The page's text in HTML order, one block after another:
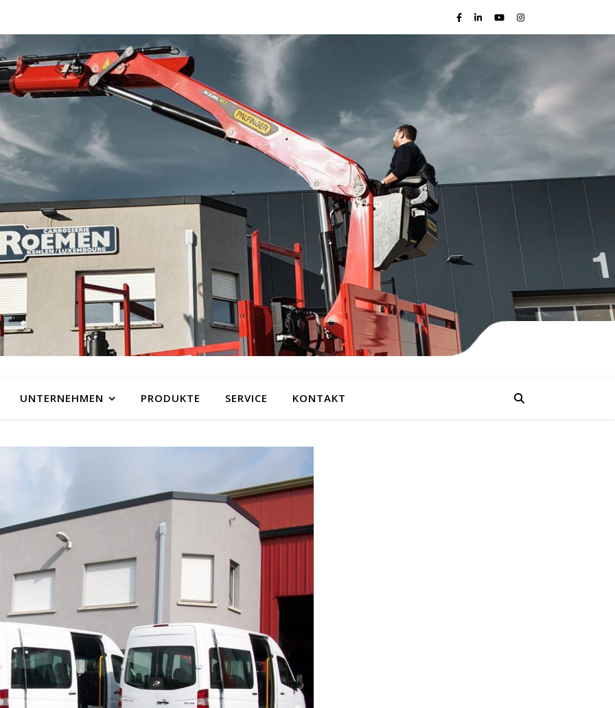
UNTERNEHMEN PRODUKTE SERVICE KONTAKT